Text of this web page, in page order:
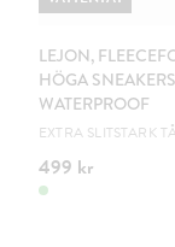
LEJON,
HÖGA SNEAKERS
WATERPROOF
EXTRA SLITSTARK
499 kr